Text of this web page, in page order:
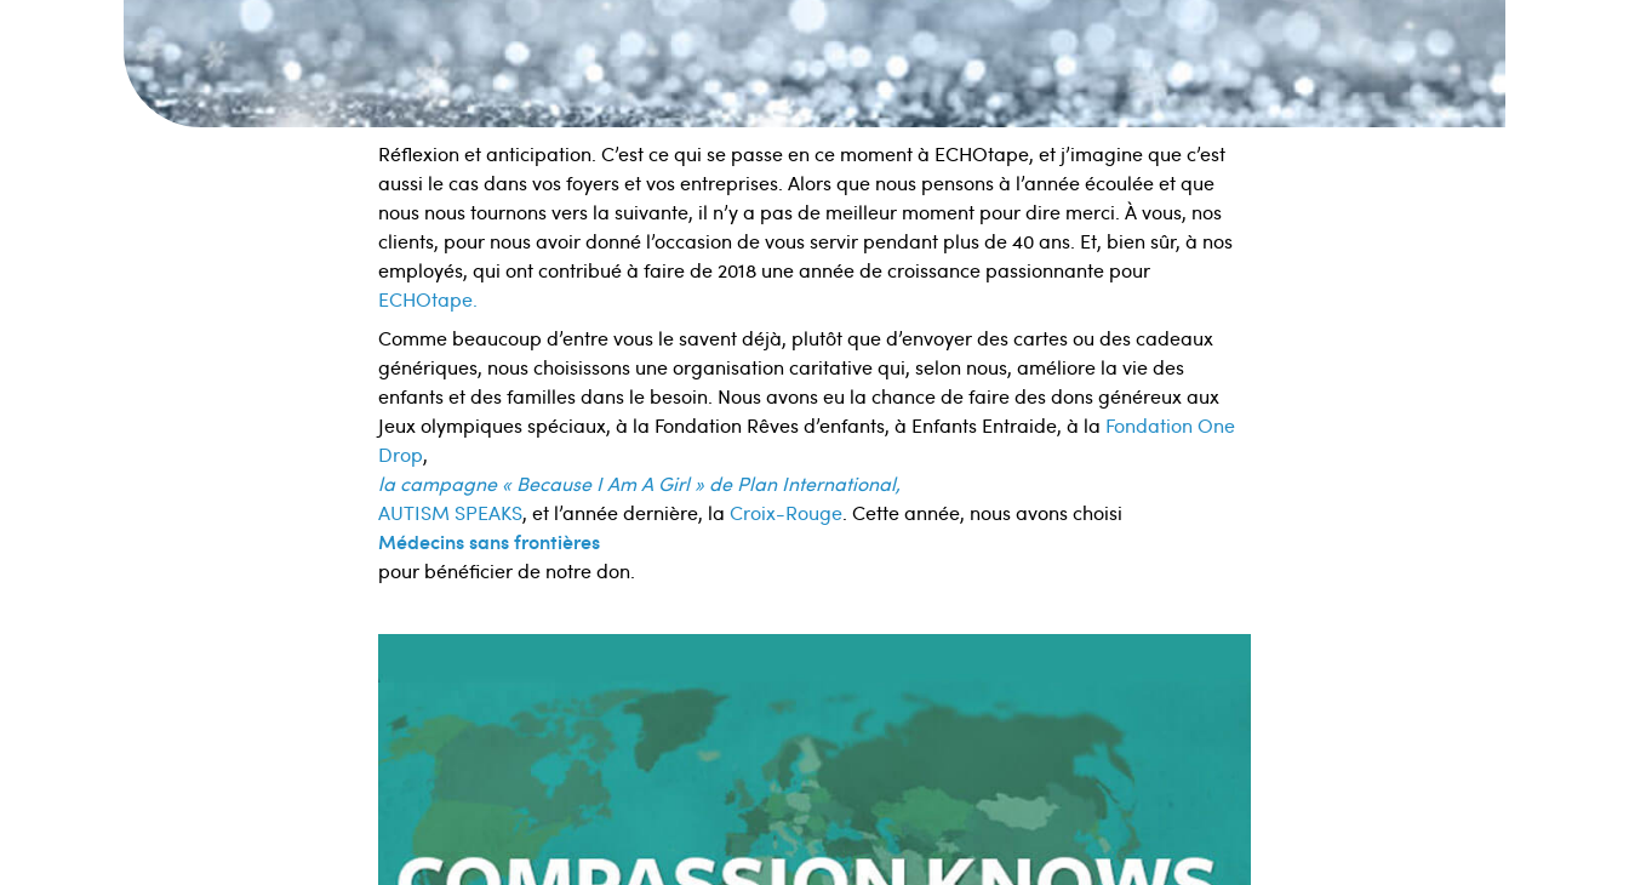
Réflexion et anticipation. C’est ce qui se passe en ce moment à ECHOtape, et j’imagine que c’est
aussi le cas dans vos foyers et vos entreprises. Alors que nous pensons à l’année écoulée et que
nous nous tournons vers la suivante, il n’y a pas de meilleur moment pour dire merci. À vous, nos
clients, pour nous avoir donné l’occasion de vous servir pendant plus de 40 ans. Et, bien sûr, à nos
employés, qui ont contribué à faire de 2018 une année de croissance passionnante pour
ECHOtape.
Comme beaucoup d’entre vous le savent déjà, plutôt que d’envoyer des cartes ou des cadeaux
génériques, nous choisissons une organisation caritative qui, selon nous, améliore la vie des
enfants et des familles dans le besoin. Nous avons eu la chance de faire des dons généreux aux
Jeux olympiques spéciaux, à la Fondation Rêves d’enfants, à Enfants Entraide, à la Fondation One
Drop,
la campagne « Because I Am A Girl » de Plan International,
AUTISM SPEAKS, et l’année dernière, la Croix-Rouge. Cette année, nous avons choisi
Médecins sans frontières
pour bénéficier de notre don.